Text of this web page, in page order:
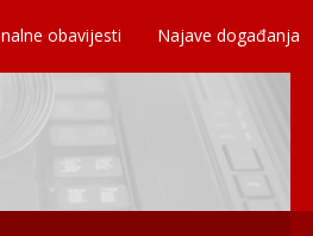
obavijesti Najave događanja